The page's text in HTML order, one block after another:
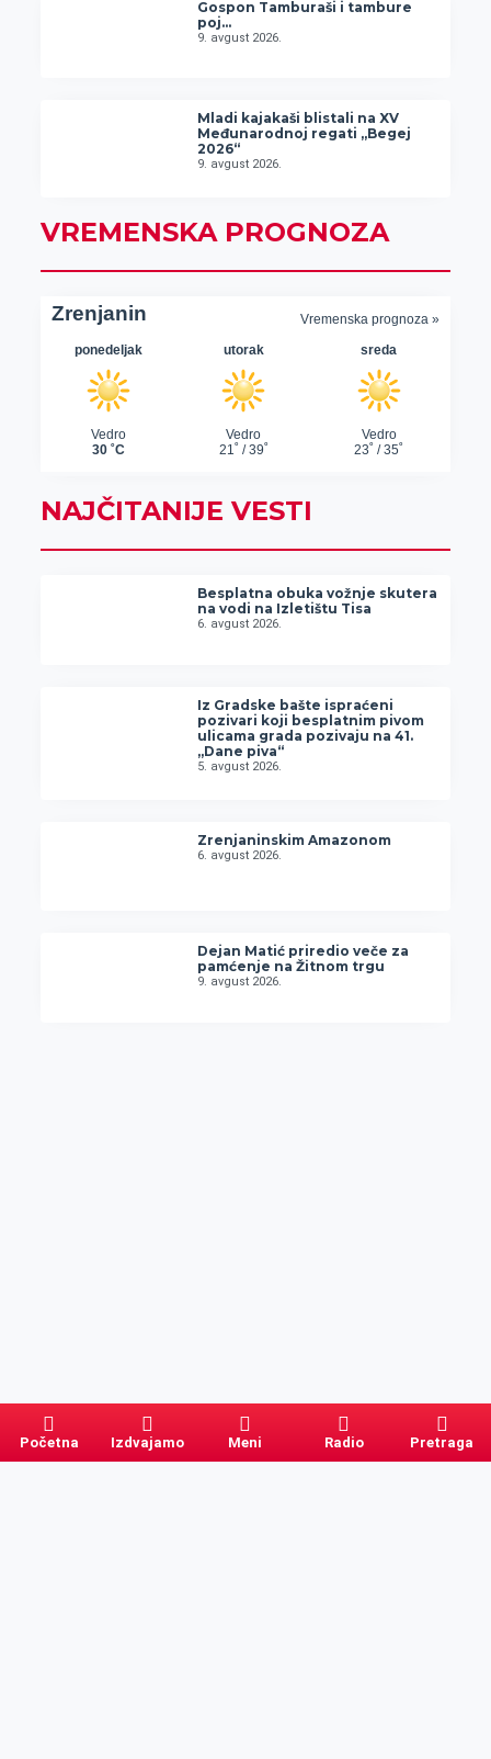
Gospon Tamburaši i tambure
poj…
9. avgust 2026.
Mladi kajakaši blistali na XV
Međunarodnoj regati „Begej
2026“
9. avgust 2026.
VREMENSKA PROGNOZA
NAJČITANIJE VESTI
Besplatna obuka vožnje skutera
na vodi na Izletištu Tisa
6. avgust 2026.
Iz Gradske bašte ispraćeni
pozivari koji besplatnim pivom
ulicama grada pozivaju na 41.
„Dane piva“
5. avgust 2026.
Zrenjaninskim Amazonom
6. avgust 2026.
Dejan Matić priredio veče za
pamćenje na Žitnom trgu
9. avgust 2026.
Početna Izdvajamo Meni Radio Pretraga